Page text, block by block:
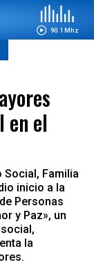
90.1 Mhz
en el
Social, Familia
inicio a la
Personas
y Paz», un
la